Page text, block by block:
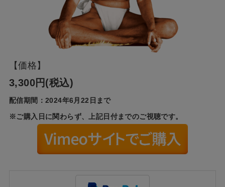
【価格】
3,300円(税込)
配信期間：2024年6月22日まで
※ご購入日に関わらず、上記日付までのご視聴です。